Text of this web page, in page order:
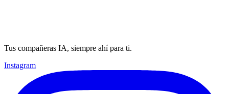
Tus compañeras IA, siempre ahí para ti.
Instagram